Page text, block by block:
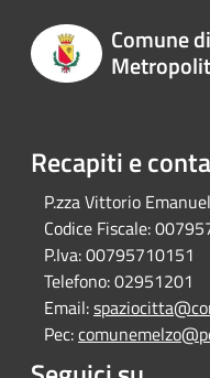
Comune
Recapiti e
P.zza Vittorio
Codice Fiscale:
P.Iva:00795710151
Telefono:02951201
Email:
Pec: